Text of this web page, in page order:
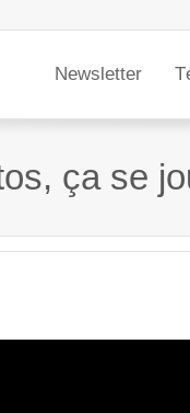
Newsletter
ça se